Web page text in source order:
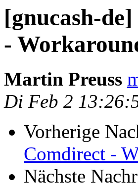
[gnucash-
-
Martin Preuss
Di Feb 2
Vorherige
Comdirect -
Nächste